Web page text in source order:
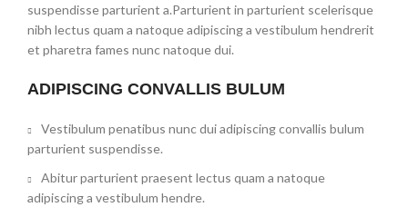
suspendisse parturient a.Parturient in parturient scelerisque
nibh lectus quam a natoque adipiscing a vestibulum hendrerit
et pharetra fames nunc natoque dui.
ADIPISCING CONVALLIS BULUM
Vestibulum penatibus nunc dui adipiscing convallis bulum
parturient suspendisse.
Abitur parturient praesent lectus quam a natoque
adipiscing a vestibulum hendre.